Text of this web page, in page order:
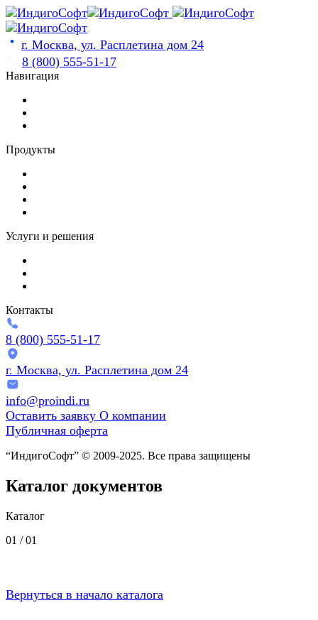
Skip
to
content
г. Москва, ул. Расплетина дом 24
8 (800) 555-51-17
Навигация
Продукты
Услуги и решения
Контакты
8 (800) 555-51-17
г. Москва, ул. Расплетина дом 24
info@proindi.ru
Оставить заявку О компании
Публичная оферта
“ИндигоСофт” © 2009-2025. Все права защищены
Каталог документов
Каталог
01 /01
Вернуться в начало каталога